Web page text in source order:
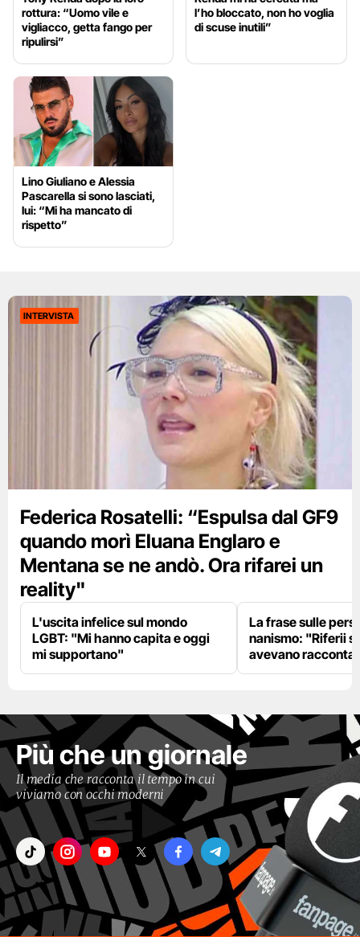
rottura: “Uomo vile e
vigliacco, getta fango per
ripulirsi”
l’ho bloccato, non ho voglia
di scuse inutili”
Lino Giuliano e Alessia
Pascarella si sono lasciati,
lui: “Mi ha mancato di
rispetto”
INTERVISTA
Federica Rosatelli: “Espulsa dal GF9
quando morì Eluana Englaro e
Mentana se ne andò. Ora rifarei un
reality"
L'uscita infelice sul mondo
LGBT: "Mi hanno capita e oggi
mi supportano"
La frase sulle
nanismo: "Riferii
avevano
Più che un giornale
Il media che racconta il tempo in cui
viviamo con occhi moderni